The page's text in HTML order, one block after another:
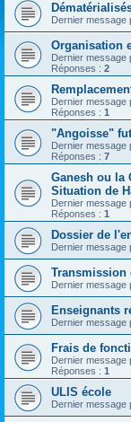
Dernier message
Organisation
Dernier message
Réponses : 2
Dernier message
Réponses : 1
"Angoisse"
Dernier message
Réponses : 7
Ganesh ou la
Situation de
Dernier message
Réponses : 1
Dossier de
Dernier message
Transmission
Dernier message
Enseignants
Dernier message
Frais de
Dernier message
Réponses : 1
ULIS école
Dernier message